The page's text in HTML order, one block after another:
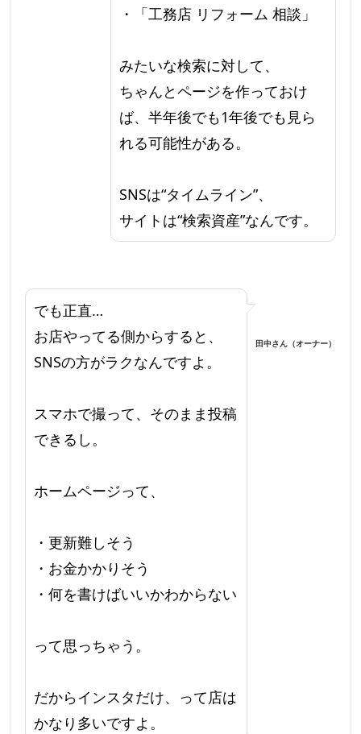
・「工務店 リフォーム 相談」
みたいな検索に対して、
ちゃんとページを作っておけ
ば、半年後でも1年後でも見ら
れる可能性がある。
SNSは“タイムライン”、
サイトは“検索資産”なんです。
でも正直…
お店やってる側からすると、
SNSの方がラクなんですよ。
スマホで撮って、そのまま投稿
できるし。
ホームページって、
・更新難しそう
・お金かかりそう
・何を書けばいいかわからない
って思っちゃう。
だからインスタだけ、って店は
かなり多いですよ。
田中さん（オーナー）